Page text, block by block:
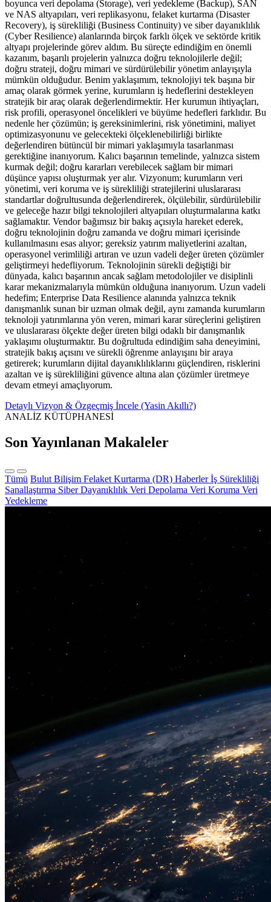
boyunca veri depolama (Storage), veri yedekleme (Backup), SAN
ve NAS altyapıları, veri replikasyonu, felaket kurtarma (Disaster
Recovery), iş sürekliliği (Business Continuity) ve siber dayanıklılık
(Cyber Resilience) alanlarında birçok farklı ölçek ve sektörde kritik
altyapı projelerinde görev aldım. Bu süreçte edindiğim en önemli
kazanım, başarılı projelerin yalnızca doğru teknolojilerle değil;
doğru strateji, doğru mimari ve sürdürülebilir yönetim anlayışıyla
mümkün olduğudur. Benim yaklaşımım, teknolojiyi tek başına bir
amaç olarak görmek yerine, kurumların iş hedeflerini destekleyen
stratejik bir araç olarak değerlendirmektir. Her kurumun ihtiyaçları,
risk profili, operasyonel öncelikleri ve büyüme hedefleri farklıdır. Bu
nedenle her çözümün; iş gereksinimlerini, risk yönetimini, maliyet
optimizasyonunu ve gelecekteki ölçeklenebilirliği birlikte
değerlendiren bütüncül bir mimari yaklaşımıyla tasarlanması
gerektiğine inanıyorum. Kalıcı başarının temelinde, yalnızca sistem
kurmak değil; doğru kararları verebilecek sağlam bir mimari
düşünce yapısı oluşturmak yer alır. Vizyonum; kurumların veri
yönetimi, veri koruma ve iş sürekliliği stratejilerini uluslararası
standartlar doğrultusunda değerlendirerek, ölçülebilir, sürdürülebilir
ve geleceğe hazır bilgi teknolojileri altyapıları oluşturmalarına katkı
sağlamaktır. Vendor bağımsız bir bakış açısıyla hareket ederek,
doğru teknolojinin doğru zamanda ve doğru mimari içerisinde
kullanılmasını esas alıyor; gereksiz yatırım maliyetlerini azaltan,
operasyonel verimliliği artıran ve uzun vadeli değer üreten çözümler
geliştirmeyi hedefliyorum. Teknolojinin sürekli değiştiği bir
dünyada, kalıcı başarının ancak sağlam metodolojiler ve disiplinli
karar mekanizmalarıyla mümkün olduğuna inanıyorum. Uzun vadeli
hedefim; Enterprise Data Resilience alanında yalnızca teknik
danışmanlık sunan bir uzman olmak değil, aynı zamanda kurumların
teknoloji yatırımlarına yön veren, mimari karar süreçlerini geliştiren
ve uluslararası ölçekte değer üreten bilgi odaklı bir danışmanlık
yaklaşımı oluşturmaktır. Bu doğrultuda edindiğim saha deneyimini,
stratejik bakış açısını ve sürekli öğrenme anlayışını bir araya
getirerek; kurumların dijital dayanıklılıklarını güçlendiren, risklerini
azaltan ve iş sürekliliğini güvence altına alan çözümler üretmeye
devam etmeyi amaçlıyorum.
Detaylı Vizyon & Özgeçmiş İncele (Yasin Akıllı?)
ANALİZ KÜTÜPHANESİ
Son Yayınlanan Makaleler
Tümü Bulut Bilişim Felaket Kurtarma (DR) Haberlerİş Sürekliliği
Sanallaştırma Siber Dayanıklılık Veri Depolama Veri Koruma Veri
Yedekleme